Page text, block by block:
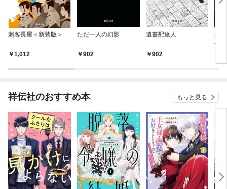
刺客長屋＜新装版＞
1,012
ただ一人の幻影
902
遺書配達人
902
最
傑
祥伝社のおすすめ本 もっと見る